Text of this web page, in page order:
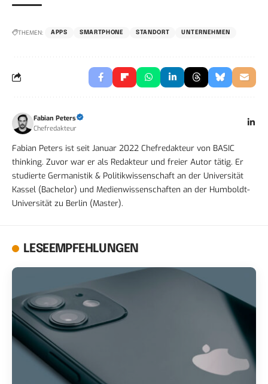
THEMEN: APPS SMARTPHONE STANDORT UNTERNEHMEN
Fabian Peters
Chefredakteur
Fabian Peters ist seit Januar 2022 Chefredakteur von BASIC
thinking. Zuvor war er als Redakteur und freier Autor tätig. Er
studierte Germanistik & Politikwissenschaft an der Universität
Kassel (Bachelor) und Medienwissenschaften an der Humboldt-
Universität zu Berlin (Master).
LESEEMPFEHLUNGEN